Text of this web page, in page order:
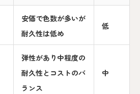
安価で色数が多いが
耐久性は低め
低
弾性があり中程度の
耐久性とコストのバ
ランス
中